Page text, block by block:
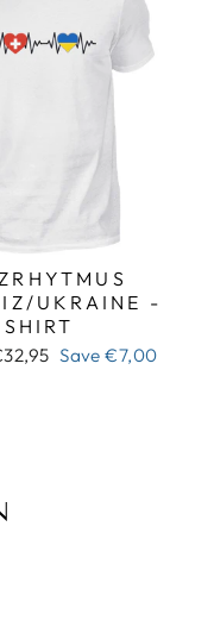
UKRAINE -
SHIRT
Save€7,00